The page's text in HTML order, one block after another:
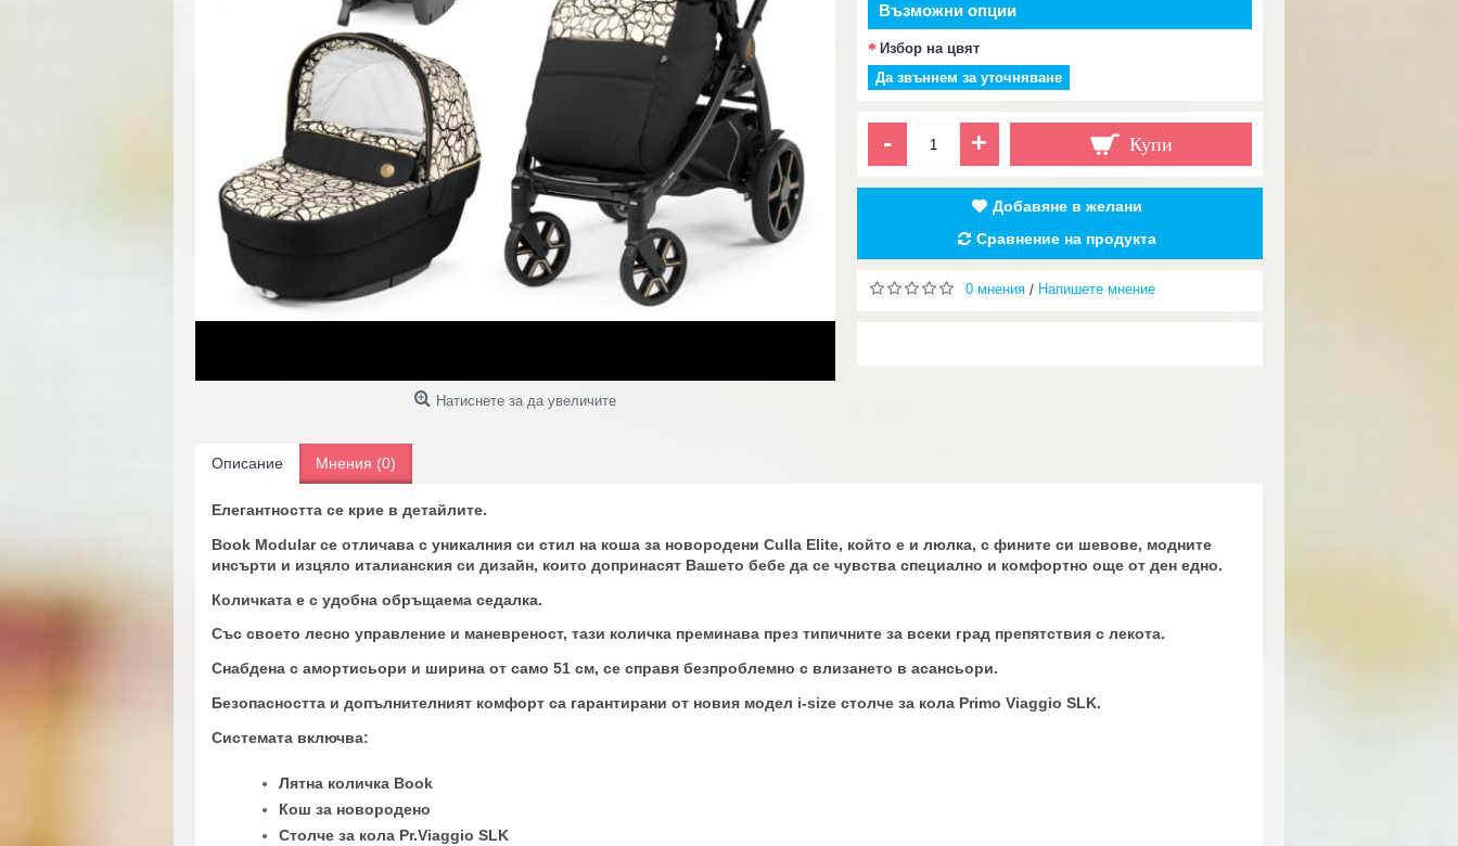
Натиснете за да увеличите
Възможни опции
Избор на цвят
Да звъннем за уточняване
- + Купи
Добавяне в желани
Сравнение на продукта
0 мнения / Напишете мнение
Описание Мнения (0)
Елегантността се крие в детайлите.
Book Modular се отличава с уникалния си стил на коша за новородени Culla Elite, който е и люлка, с фините си шевове, модните
инсърти и изцяло италианския си дизайн, които допринасят Вашето бебе да се чувства специално и комфортно още от ден едно.
Количката е с удобна обръщаема седалка.
Със своето лесно управление и маневреност, тази количка преминава през типичните за всеки град препятствия с лекота.
Снабдена с амортисьори и ширина от само 51 см, се справя безпроблемно с влизането в асансьори.
Безопасността и допълнителният комфорт са гарантирани от новия модел i-size столче за кола Primo Viaggio SLK.
Системата включва:
Лятна количка Book
Кош за новородено
Столче за кола Pr.Viaggio SLK